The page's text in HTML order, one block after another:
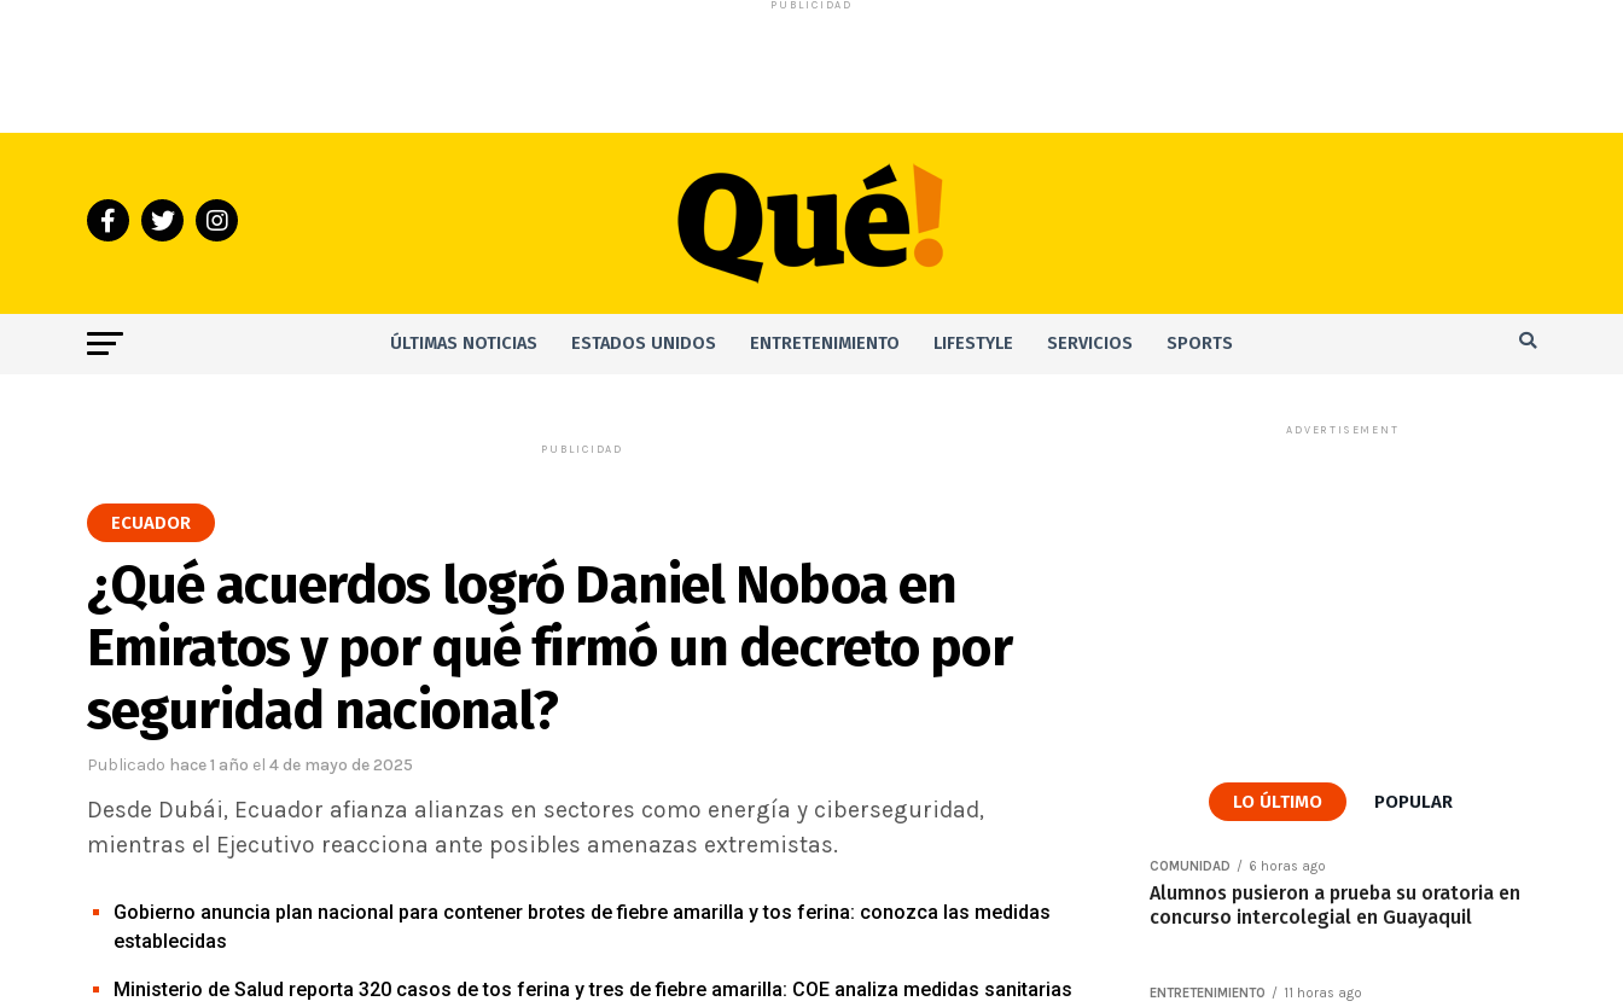
PUBLICIDAD
ÚLTIMAS NOTICIAS ESTADOS UNIDOS ENTRETENIMIENTO LIFESTYLE SERVICIOS SPORTS
PUBLICIDAD
ECUADOR
¿Qué acuerdos logró Daniel Noboa en
Emiratos y por qué firmó un decreto por
seguridad nacional?
Publicado hace 1 año el 4 de mayo de 2025
Desde Dubái, Ecuador afianza alianzas en sectores como energía y ciberseguridad,
mientras el Ejecutivo reacciona ante posibles amenazas extremistas.
Gobierno anuncia plan nacional para contener brotes de fiebre amarilla y tos ferina: conozca las medidas
establecidas
Ministerio de Salud reporta 320 casos de tos ferina y tres de fiebre amarilla: COE analiza medidas sanitarias
ADVERTISEMENT
LO ÚLTIMO POPULAR
COMUNIDAD 6 horas ago
Alumnos pusieron a prueba su oratoria en
concurso intercolegial en Guayaquil
ENTRETENIMIENTO 11 horas ago